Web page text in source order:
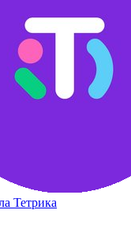
Тетрика